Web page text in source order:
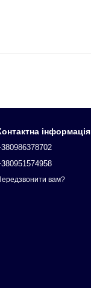
інформація
вам?